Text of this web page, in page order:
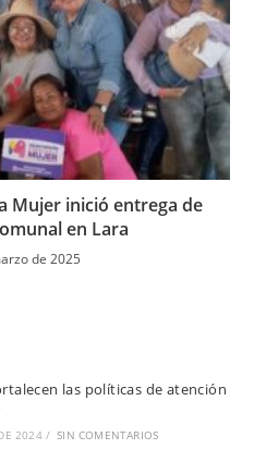
Mujer inició entrega de
en Lara
de 2025
las políticas de atención
2024 / SIN COMENTARIOS